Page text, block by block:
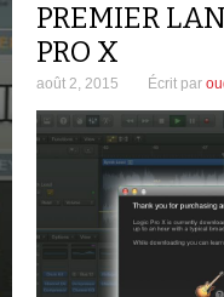
PREMIER
PRO X
août 2, 2015 Écrit par